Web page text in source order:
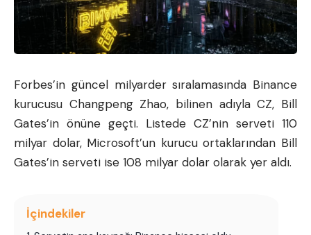
Forbes’in güncel milyarder sıralamasında Binance
kurucusu Changpeng Zhao, bilinen adıyla CZ, Bill
Gates’in önüne geçti. Listede CZ’nin serveti 110
milyar dolar, Microsoft’un kurucu ortaklarından Bill
Gates’in serveti ise 108 milyar dolar olarak yer aldı.
İçindekiler